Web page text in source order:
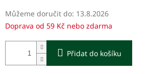
Můžeme doručit do: 13.8.2026
Doprava od 59 Kč nebo zdarma
Přidat do košíku